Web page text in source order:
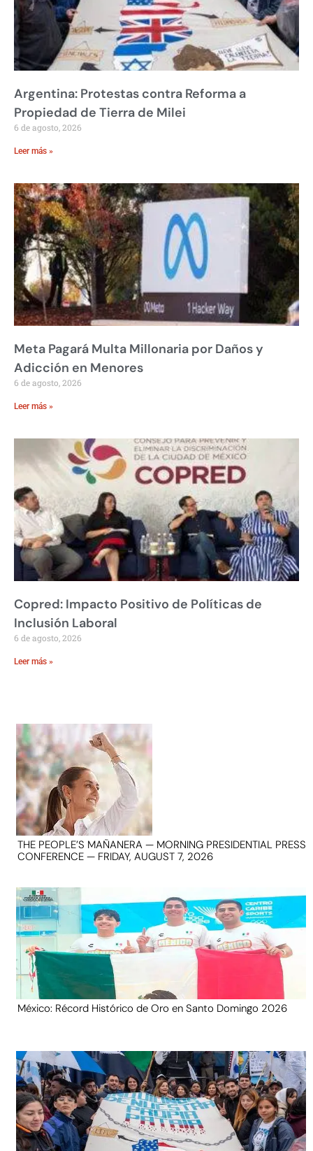
Argentina: Protestas contra Reforma a
Propiedad de Tierra de Milei
6 de agosto, 2026
Leer más »
Meta Pagará Multa Millonaria por Daños y
Adicción en Menores
6 de agosto, 2026
Leer más »
Copred: Impacto Positivo de Políticas de
Inclusión Laboral
6 de agosto, 2026
Leer más »
THE PEOPLE’S MAÑANERA — MORNING PRESIDENTIAL PRESS
CONFERENCE — FRIDAY, AUGUST 7, 2026
México: Récord Histórico de Oro en Santo Domingo 2026